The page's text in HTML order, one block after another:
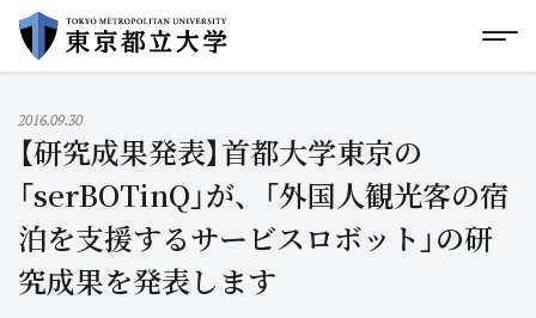
イ
グローバルメニューにスキップ メ
2016.09.30
【研究成果発表】首都大学東京の
「serBOTinQ」が、「外国人観光客の宿
泊を支援するサービスロボット」の研
究成果を発表します